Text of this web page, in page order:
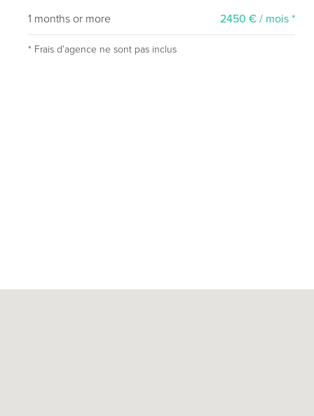
1 months or more 2450 € / mois *
* Frais dʼagence ne sont pas inclus